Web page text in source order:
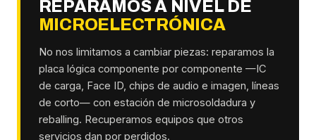
REPARAMOS A NIVEL DE
MICROELECTRÓNICA
No nos limitamos a cambiar piezas: reparamos la
placa lógica componente por componente —IC
de carga, Face ID, chips de audio e imagen, líneas
de corto— con estación de microsoldadura y
reballing. Recuperamos equipos que otros
servicios dan por perdidos.